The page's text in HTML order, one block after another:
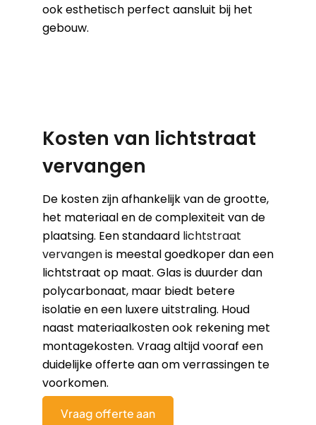
ook esthetisch perfect aansluit bij het
gebouw.
Kosten van lichtstraat
vervangen
De kosten zijn afhankelijk van de grootte,
het materiaal en de complexiteit van de
plaatsing. Een standaard lichtstraat
vervangenis meestal goedkoper dan een
lichtstraat op maat. Glas is duurder dan
polycarbonaat, maar biedt betere
isolatie en een luxere uitstraling. Houd
naast materiaalkosten ook rekening met
montagekosten. Vraag altijd vooraf een
duidelijke offerte aan om verrassingen te
voorkomen.
Vraag offerte aan